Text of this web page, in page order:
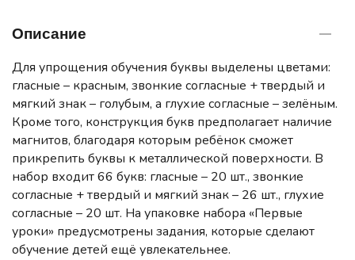
Описание
Для упрощения обучения буквы выделены цветами:
гласные – красным, звонкие согласные + твердый и
мягкий знак – голубым, а глухие согласные – зелёным.
Кроме того, конструкция букв предполагает наличие
магнитов, благодаря которым ребёнок сможет
прикрепить буквы к металлической поверхности. В
набор входит 66 букв: гласные – 20 шт., звонкие
согласные + твердый и мягкий знак – 26 шт., глухие
согласные – 20 шт. На упаковке набора «Первые
уроки» предусмотрены задания, которые сделают
обучение детей ещё увлекательнее.